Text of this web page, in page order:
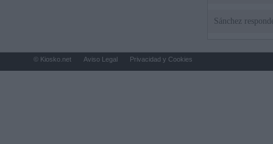
Sánchez
© Kiosko.net Aviso Legal Privacidad y Cookies